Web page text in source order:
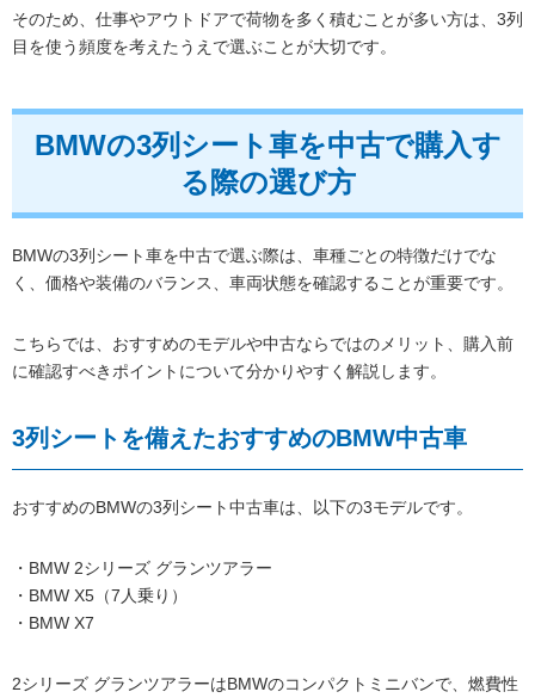
そのため、仕事やアウトドアで荷物を多く積むことが多い方は、3列
目を使う頻度を考えたうえで選ぶことが大切です。
BMWの3列シート車を中古で購入す
る際の選び方
BMWの3列シート車を中古で選ぶ際は、車種ごとの特徴だけでな
く、価格や装備のバランス、車両状態を確認することが重要です。
こちらでは、おすすめのモデルや中古ならではのメリット、購入前
に確認すべきポイントについて分かりやすく解説します。
3列シートを備えたおすすめのBMW中古車
おすすめのBMWの3列シート中古車は、以下の3モデルです。
・BMW 2シリーズ グランツアラー
・BMW X5（7人乗り）
・BMW X7
2シリーズ グランツアラーはBMWのコンパクトミニバンで、燃費性